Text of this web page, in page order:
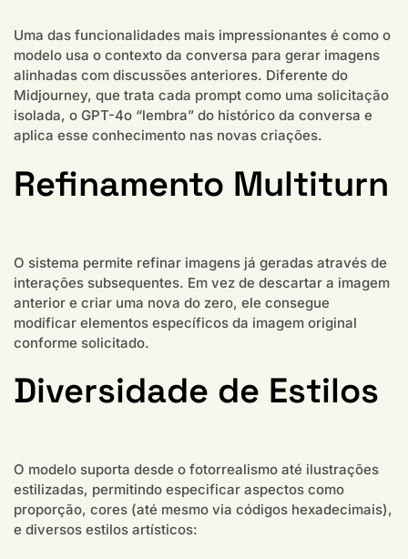
Uma das funcionalidades mais impressionantes é como o
modelo usa o contexto da conversa para gerar imagens
alinhadas com discussões anteriores. Diferente do
Midjourney, que trata cada prompt como uma solicitação
isolada, o GPT-4o “lembra” do histórico da conversa e
aplica esse conhecimento nas novas criações.
Refinamento Multiturn
O sistema permite refinar imagens já geradas através de
interações subsequentes. Em vez de descartar a imagem
anterior e criar uma nova do zero, ele consegue
modificar elementos específicos da imagem original
conforme solicitado.
Diversidade de Estilos
O modelo suporta desde o fotorrealismo até ilustrações
estilizadas, permitindo especificar aspectos como
proporção, cores (até mesmo via códigos hexadecimais),
e diversos estilos artísticos: